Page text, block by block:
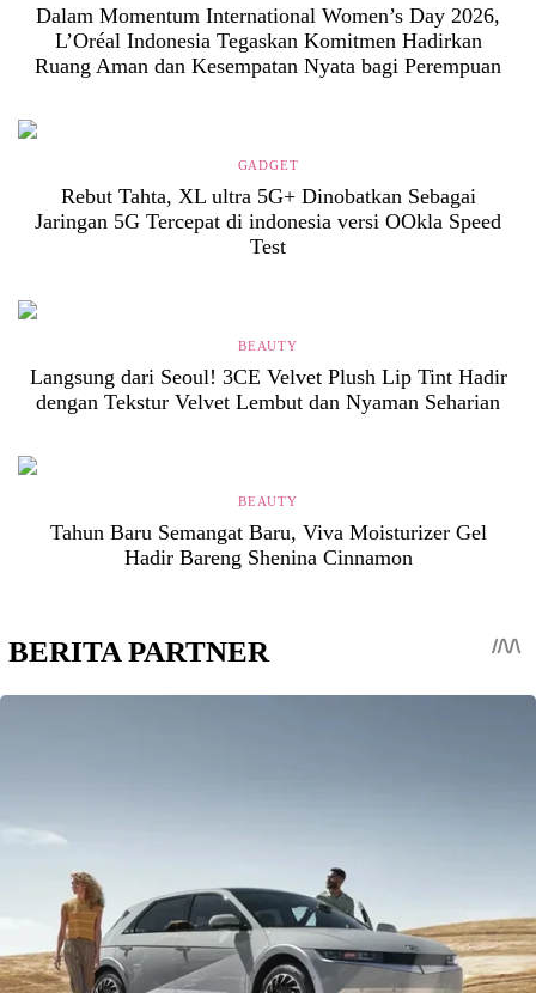
Dalam Momentum International Women’s Day 2026,
L’Oréal Indonesia Tegaskan Komitmen Hadirkan
Ruang Aman dan Kesempatan Nyata bagi Perempuan
GADGET
Rebut Tahta, XL ultra 5G+ Dinobatkan Sebagai
Jaringan 5G Tercepat di indonesia versi OOkla Speed
Test
BEAUTY
Langsung dari Seoul! 3CE Velvet Plush Lip Tint Hadir
dengan Tekstur Velvet Lembut dan Nyaman Seharian
BEAUTY
Tahun Baru Semangat Baru, Viva Moisturizer Gel
Hadir Bareng Shenina Cinnamon